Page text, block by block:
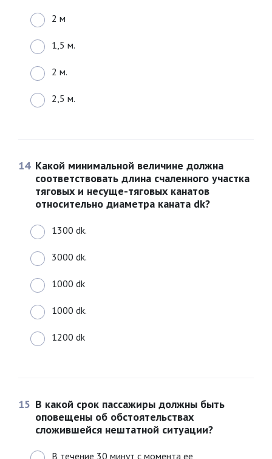
2 м
1,5 м.
2 м.
2,5 м.
14 Какой минимальной величине должна
соответствовать длина счаленного участка
тяговых и несуще-тяговых канатов
относительно диаметра каната dk?
1300 dk.
3000 dk.
1000 dk
1000 dk.
1200 dk
15 В какой срок пассажиры должны быть
оповещены об обстоятельствах
сложившейся нештатной ситуации?
В течение 30 минут с момента ее